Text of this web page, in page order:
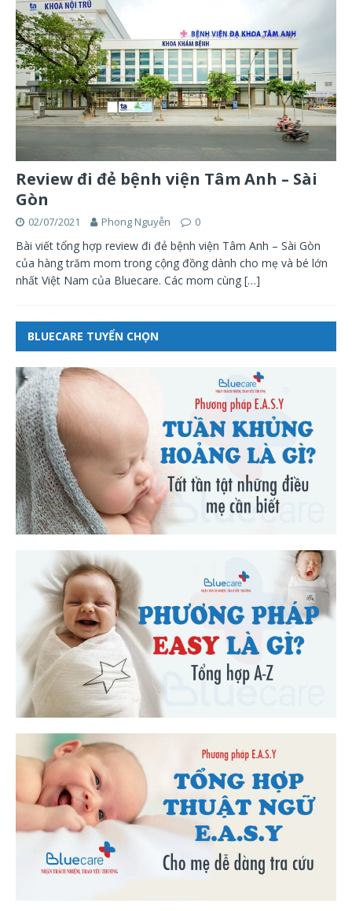
Review đi đẻ bệnh viện Tâm Anh – Sài
Gòn
02/07/2021 Phong Nguyễn 0
Bài viết tổng hợp review đi đẻ bệnh viện Tâm Anh – Sài Gòn
của hàng trăm mom trong cộng đồng dành cho mẹ và bé lớn
nhất Việt Nam của Bluecare. Các mom cùng […]
BLUECARE TUYỂN CHỌN